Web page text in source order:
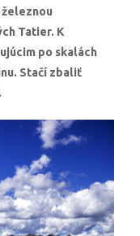
železnou
Tatier. K
po skalách
Stačí zbaliť